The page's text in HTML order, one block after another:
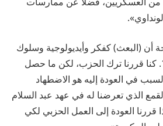
أن (البعث) كفكر وأيديولوجية وسلوك
متوازن انتهى عام 1963. كنا قررنا ترك الحزب، لكن ما حصل
في العودة إليه هو الاضطهاد
الذي تعرضنا له في عهد عبد السلام
قررنا العودة إلى العمل الحزبي لكي